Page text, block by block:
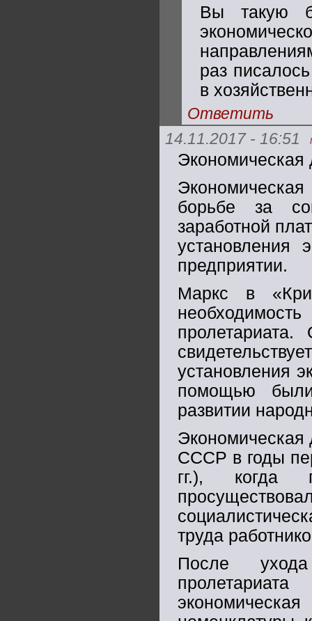
Вы такую
раз
в
Ответить
14.11.2017 - 16:51
Экономическая
Экономическая
борьбе за
заработной
установления
предприятии.
Маркс в
установления
помощью
развитии
Экономическая
СССР в годы
гг.), когда
труда
После